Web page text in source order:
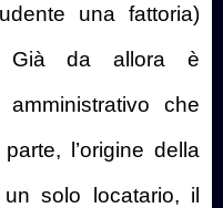
una fattoria)
Già da allora è
che
l’origine della
solo locatario, il